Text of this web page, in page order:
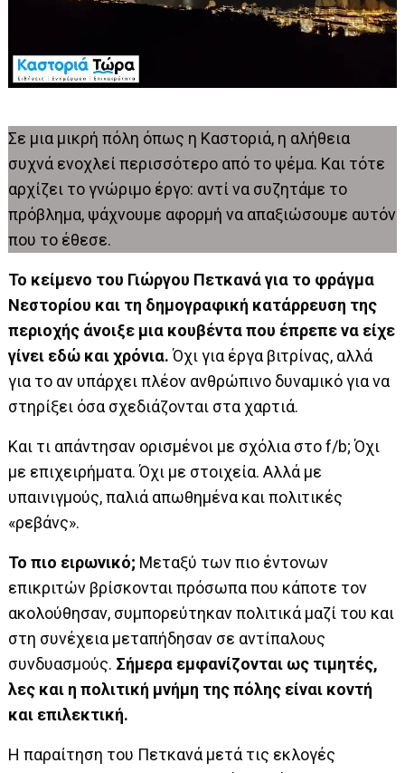
Σε μια μικρή πόλη όπως η Καστοριά, η αλήθεια
συχνά ενοχλεί περισσότερο από το ψέμα. Και τότε
αρχίζει το γνώριμο έργο: αντί να συζητάμε το
πρόβλημα, ψάχνουμε αφορμή να απαξιώσουμε αυτόν
που το έθεσε.
Το κείμενο του Γιώργου Πετκανά για το φράγμα
Νεστορίου και τη δημογραφική κατάρρευση της
περιοχής άνοιξε μια κουβέντα που έπρεπε να είχε
γίνει εδώ και χρόνια.Όχι για έργα βιτρίνας, αλλά
για το αν υπάρχει πλέον ανθρώπινο δυναμικό για να
στηρίξει όσα σχεδιάζονται στα χαρτιά.
Και τι απάντησαν ορισμένοι με σχόλια στο f/b; Όχι
με επιχειρήματα. Όχι με στοιχεία. Αλλά με
υπαινιγμούς, παλιά απωθημένα και πολιτικές
«ρεβάνς».
Το πιο ειρωνικό; Μεταξύ των πιο έντονων
επικριτών βρίσκονται πρόσωπα που κάποτε τον
ακολούθησαν, συμπορεύτηκαν πολιτικά μαζί του και
στη συνέχεια μεταπήδησαν σε αντίπαλους
συνδυασμούς. Σήμερα εμφανίζονται ως τιμητές,
λες και η πολιτική μνήμη της πόλης είναι κοντή
και επιλεκτική.
Η παραίτηση του Πετκανά μετά τις εκλογές